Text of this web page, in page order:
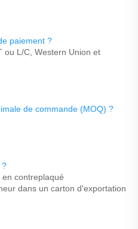
paiement ?
ou L/C, Western Union et
de commande (MOQ) ?
?
contreplaqué
dans un carton d'exportation